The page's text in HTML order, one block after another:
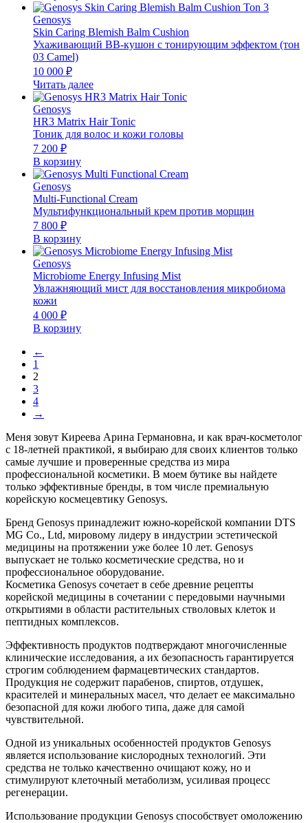
Genosys
Skin Caring Blemish Balm Cushion
Ухаживающий BB-кушон с тонирующим эффектом (тон
03 Camel)
10 000 ₽
Читать далее
Genosys
HR3 Matrix Hair Tonic
Тоник для волос и кожи головы
7 200 ₽
В корзину
Genosys
Multi-Functional Cream
Мультифункциональный крем против морщин
7 800 ₽
В корзину
Genosys
Microbiome Energy Infusing Mist
Увлажняющий мист для восстановления микробиома
кожи
4 000 ₽
В корзину
←
1
2
3
4
→
Меня зовут Киреева Арина Германовна, и как врач-косметолог
с 18-летней практикой, я выбираю для своих клиентов только
самые лучшие и проверенные средства из мира
профессиональной косметики. В моем бутике вы найдете
только эффективные бренды, в том числе премиальную
корейскую космецевтику Genosys.
Бренд Genosys принадлежит южно-корейской компании DTS
MG Co., Ltd, мировому лидеру в индустрии эстетической
медицины на протяжении уже более 10 лет. Genosys
выпускает не только косметические средства, но и
профессиональное оборудование.
Косметика Genosys сочетает в себе древние рецепты
корейской медицины в сочетании с передовыми научными
открытиями в области растительных стволовых клеток и
пептидных комплексов.
Эффективность продуктов подтверждают многочисленные
клинические исследования, а их безопасность гарантируется
строгим соблюдением фармацевтических стандартов.
Продукция не содержит парабенов, спиртов, отдушек,
красителей и минеральных масел, что делает ее максимально
безопасной для кожи любого типа, даже для самой
чувствительной.
Одной из уникальных особенностей продуктов Genosys
является использование кислородных технологий. Эти
средства не только качественно очищают кожу, но и
стимулируют клеточный метаболизм, усиливая процесс
регенерации.
Использование продукции Genosys способствует омоложению